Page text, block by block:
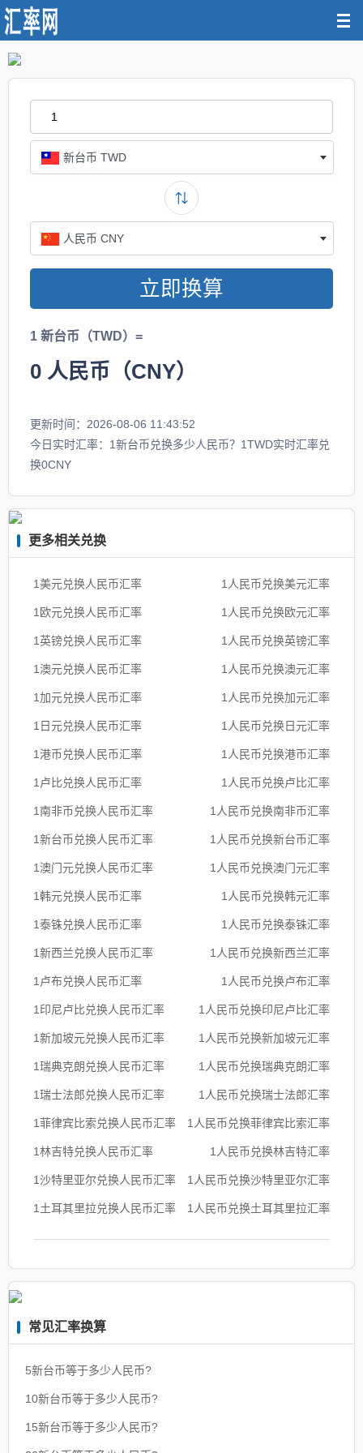
新台币 TWD
人民币 CNY
立即换算
1 新台币（TWD）=
0 人民币（CNY）
更新时间：2026-08-06 11:43:52
今日实时汇率：1新台币兑换多少人民币？1TWD实时汇率兑
换0CNY
更多相关兑换
1美元兑换人民币汇率 1人民币兑换美元汇率
1欧元兑换人民币汇率 1人民币兑换欧元汇率
1英镑兑换人民币汇率 1人民币兑换英镑汇率
1澳元兑换人民币汇率 1人民币兑换澳元汇率
1加元兑换人民币汇率 1人民币兑换加元汇率
1日元兑换人民币汇率 1人民币兑换日元汇率
1港币兑换人民币汇率 1人民币兑换港币汇率
1卢比兑换人民币汇率 1人民币兑换卢比汇率
1南非币兑换人民币汇率 1人民币兑换南非币汇率
1新台币兑换人民币汇率 1人民币兑换新台币汇率
1澳门元兑换人民币汇率 1人民币兑换澳门元汇率
1韩元兑换人民币汇率 1人民币兑换韩元汇率
1泰铢兑换人民币汇率 1人民币兑换泰铢汇率
1新西兰兑换人民币汇率 1人民币兑换新西兰汇率
1卢布兑换人民币汇率 1人民币兑换卢布汇率
1印尼卢比兑换人民币汇率 1人民币兑换印尼卢比汇率
1新加坡元兑换人民币汇率 1人民币兑换新加坡元汇率
1瑞典克朗兑换人民币汇率 1人民币兑换瑞典克朗汇率
1瑞士法郎兑换人民币汇率 1人民币兑换瑞士法郎汇率
1菲律宾比索兑换人民币汇率 1人民币兑换菲律宾比索汇率
1林吉特兑换人民币汇率 1人民币兑换林吉特汇率
1沙特里亚尔兑换人民币汇率 1人民币兑换沙特里亚尔汇率
1土耳其里拉兑换人民币汇率 1人民币兑换土耳其里拉汇率
常见汇率换算
5新台币等于多少人民币?
10新台币等于多少人民币?
15新台币等于多少人民币?